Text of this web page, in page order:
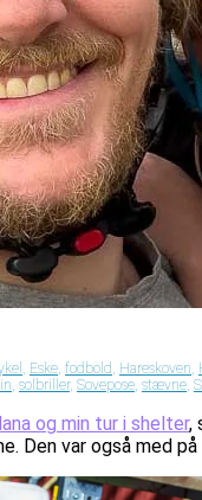
, Eske, fodbold, Hareskoven,
, solbriller, Sovepose, stævne,
og min tur i shelter,
Den var også med